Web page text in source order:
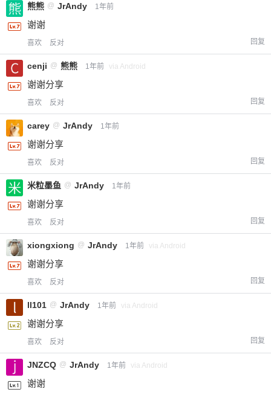
熊熊 @ JrAndy 1年前
谢谢
喜欢 反对 回复
cenji @ 熊熊 1年前 via Android
谢谢分享
喜欢 反对 回复
carey @ JrAndy 1年前
谢谢分享
喜欢 反对 回复
米粒墨鱼 @ JrAndy 1年前
谢谢分享
喜欢 反对 回复
xiongxiong @ JrAndy 1年前 via Android
谢谢分享
喜欢 反对 回复
ll101 @ JrAndy 1年前 via Android
谢谢分享
喜欢 反对 回复
JNZCQ @ JrAndy 1年前 via Android
谢谢